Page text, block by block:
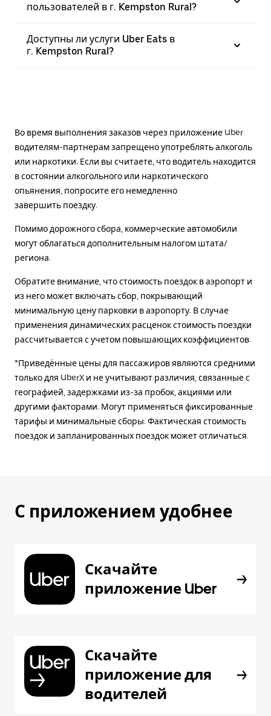
пользователей в г. Kempston Rural?
Доступны ли услуги Uber Eats в
г. Kempston Rural?
Во время выполнения заказов через приложение Uber
водителям-партнерам запрещено употреблять алкоголь
или наркотики. Если вы считаете, что водитель находится
в состоянии алкогольного или наркотического
опьянения, попросите его немедленно
завершить поездку.
Помимо дорожного сбора, коммерческие автомобили
могут облагаться дополнительным налогом штата/
региона.
Обратите внимание, что стоимость поездок в аэропорт и
из него может включать сбор, покрывающий
минимальную цену парковки в аэропорту. В случае
применения динамических расценок стоимость поездки
рассчитывается с учетом повышающих коэффициентов.
*Приведённые цены для пассажиров являются средними
только для UberX и не учитывают различия, связанные с
географией, задержками из-за пробок, акциями или
другими факторами. Могут применяться фиксированные
тарифы и минимальные сборы. Фактическая стоимость
поездок и запланированных поездок может отличаться.
С приложением удобнее
Скачайте
приложение Uber
Скачайте
приложение для
водителей